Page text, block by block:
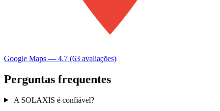
Google Maps — 4.7 (63 avaliações)
Perguntas frequentes
A SOLAXIS é confiável?